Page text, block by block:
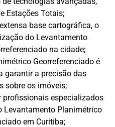
Estações Totais;
base cartográfica, o
do Levantamento
na cidade;
Georreferenciado é
garantir a precisão das
sobre os imóveis;
profissionais especializados
Levantamento Planimétrico
em Curitiba;